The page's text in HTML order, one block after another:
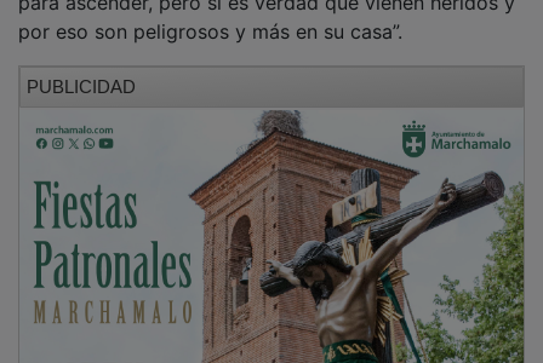
por eso son peligrosos y más en su casa”.